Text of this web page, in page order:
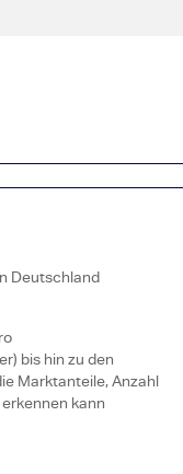
Deutschland
bis hin zu den
Marktanteile, Anzahl
kann